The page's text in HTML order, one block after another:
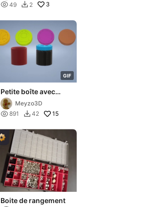
 49  2 3
GIF
Petite boîte avec
couvercle vissé -
Motifs variés -
40x42mm
Meyzo3D
 891  42 15
Boite de rangement